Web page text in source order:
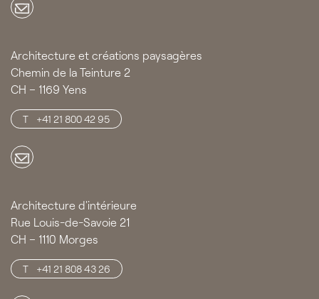
Architecture et créations paysagères
Chemin de la Teinture 2
CH – 1169 Yens
+41 21 800 42 95
Architecture d'intérieure
Rue Louis-de-Savoie 21
CH – 1110 Morges
+41 21 808 43 26